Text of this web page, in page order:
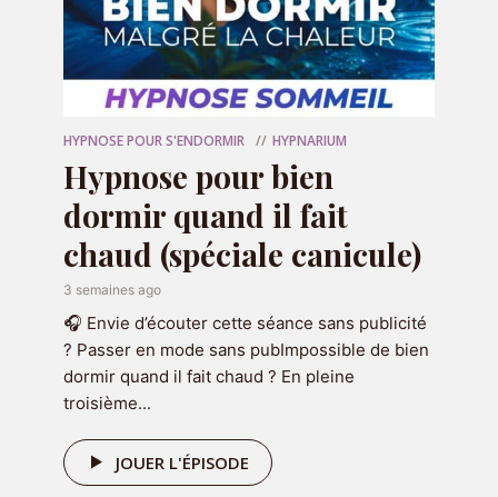
conflits, et de souffrance évitable.
Je vous explique :
🔍 Ce qu’est réellement ce biais, et
💥 Pourquoi il impacte autant nos relations
et notre estime de soi
💡 Et comment
s’en libérer pour mieux
communiquer, mieux comprendre… et
mieux se comprendre.
Bonne écoute ✨
HYPNOSE POUR S'ENDORMIR HYPNARIUM
Hypnose pour bien
dormir quand il fait
chaud (spéciale canicule)
3 semaines ago
🎧 Envie d’écouter cette séance sans publicité
? Passer en mode sans pubImpossible de bien
dormir quand il fait chaud ? En pleine
troisième...
JOUER L'ÉPISODE